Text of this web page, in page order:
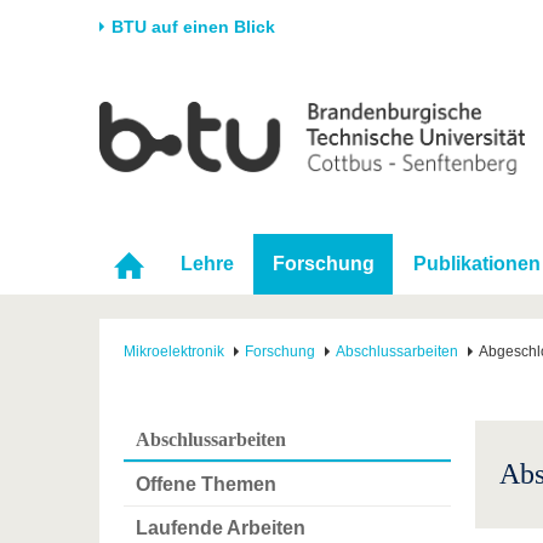
BTU auf einen Blick
Universität
Karriere & Engagement
Partnerschaften &
Strukturwandel
Forschung
Förderung
Wissenschaftlicher
Nachwuchs
Im
Lehre Forschung Publikationen
Mikroelektronik Forschung Abschlussarbeiten
Abschlussarbeiten
Offene Themen
Laufende Arbeiten